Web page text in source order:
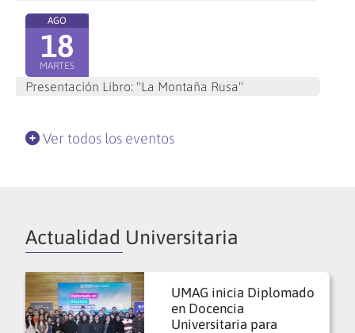
AGO
18
MARTES
Presentación Libro: "La Montaña Rusa"
Ver todos los eventos
Actualidad Universitaria
UMAG inicia Diplomado
en Docencia
Universitaria para